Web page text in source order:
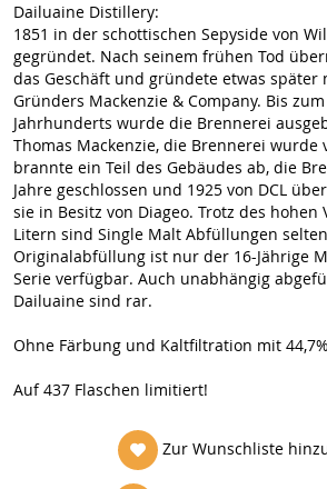
Dailuaine Distillery:
1851 in der schottischen Sepyside von
gegründet. Nach seinem frühen Tod
das Geschäft und gründete etwas später
Gründers Mackenzie & Company. Bis
Jahrhunderts wurde die Brennerei
Thomas Mackenzie, die Brennerei wurde
brannte ein Teil des Gebäudes ab, die
Jahre geschlossen und 1925 von DCL
sie in Besitz von Diageo. Trotz des hohen
Litern sind Single Malt Abfüllungen
Originalabfüllung ist nur der 16-Jährige
Serie verfügbar. Auch unabhängig
Dailuaine sind rar.
Ohne Färbung und Kaltfiltration mit
Auf 437 Flaschen limitiert!
Zur Wunschliste